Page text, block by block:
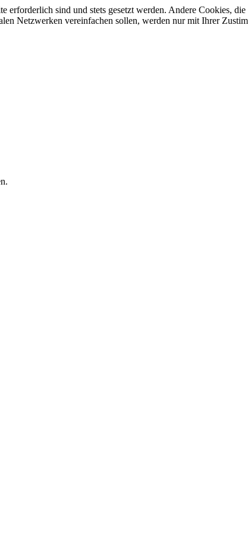
erforderlich sind und stets gesetzt werden. Andere Cookies,
Netzwerken vereinfachen sollen, werden nur mit Ihrer